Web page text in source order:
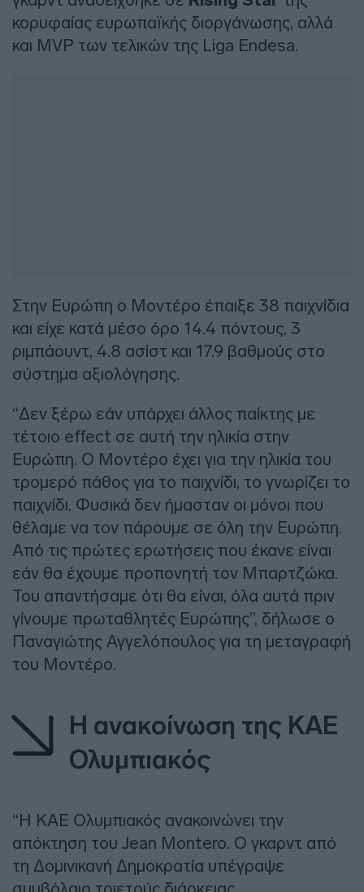
κορυφαίας ευρωπαϊκής διοργάνωσης, αλλά
και MVP των τελικών της Liga Endesa.
Στην Ευρώπη ο Μοντέρο έπαιξε 38 παιχνίδια
και είχε κατά μέσο όρο 14.4 πόντους, 3
ριμπάουντ, 4.8 ασίστ και 17.9 βαθμούς στο
σύστημα αξιολόγησης.
“Δεν ξέρω εάν υπάρχει άλλος παίκτης με
τέτοιο effect σε αυτή την ηλικία στην
Ευρώπη. Ο Μοντέρο έχει για την ηλικία του
τρομερό πάθος για το παιχνίδι, το γνωρίζει το
παιχνίδι. Φυσικά δεν ήμασταν οι μόνοι που
θέλαμε να τον πάρουμε σε όλη την Ευρώπη.
Από τις πρώτες ερωτήσεις που έκανε είναι
εάν θα έχουμε προπονητή τον Μπαρτζώκα.
Του απαντήσαμε ότι θα είναι, όλα αυτά πριν
γίνουμε πρωταθλητές Ευρώπης”, δήλωσε ο
Παναγιώτης Αγγελόπουλος για τη μεταγραφή
του Μοντέρο.
Η ανακοίνωση της ΚΑΕ
Ολυμπιακός
“Η ΚΑΕ Ολυμπιακός ανακοινώνει την
απόκτηση του Jean Montero. Ο γκαρντ από
τη Δομινικανή Δημοκρατία υπέγραψε